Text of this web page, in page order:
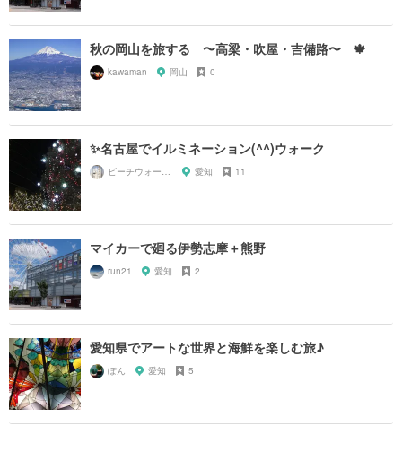
秋の岡山を旅する 〜高梁・吹屋・吉備路〜 🍁
kawaman 岡山 0
✨名古屋でイルミネーション(^^)ウォーク
愛知 11
マイカーで廻る伊勢志摩＋熊野
run21 愛知 2
愛知県でアートな世界と海鮮を楽しむ旅♪
ぽん 愛知 5